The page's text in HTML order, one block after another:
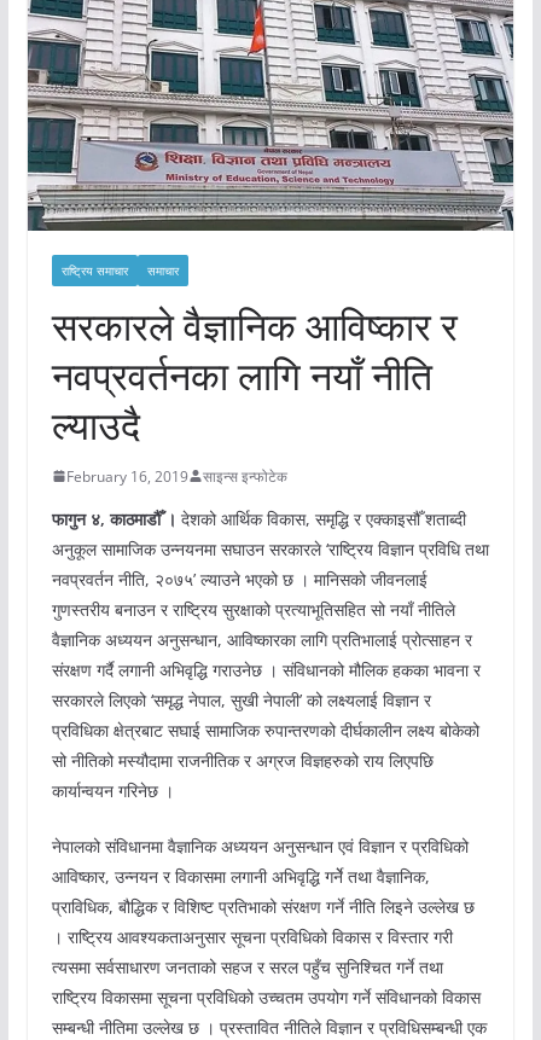
राष्ट्रिय समाचार समाचार
सरकारले वैज्ञानिक आविष्कार र
नवप्रवर्तनका लागि नयाँ नीति
ल्याउदै
February 16, 2019 साइन्स इन्फोटेक
फागुन ४, काठमाडौँ । देशको आर्थिक विकास, समृद्धि र एक्काइसौँ शताब्दी
अनुकूल सामाजिक उन्नयनमा सघाउन सरकारले ‘राष्ट्रिय विज्ञान प्रविधि तथा
नवप्रवर्तन नीति, २०७५’ ल्याउने भएको छ । मानिसको जीवनलाई
गुणस्तरीय बनाउन र राष्ट्रिय सुरक्षाको प्रत्याभूतिसहित सो नयाँ नीतिले
वैज्ञानिक अध्ययन अनुसन्धान, आविष्कारका लागि प्रतिभालाई प्रोत्साहन र
संरक्षण गर्दै लगानी अभिवृद्धि गराउनेछ । संविधानको मौलिक हकका भावना र
सरकारले लिएको ‘समृद्ध नेपाल, सुखी नेपाली’ को लक्ष्यलाई विज्ञान र
प्रविधिका क्षेत्रबाट सघाई सामाजिक रुपान्तरणको दीर्घकालीन लक्ष्य बोकेको
सो नीतिको मस्यौदामा राजनीतिक र अग्रज विज्ञहरुको राय लिएपछि
कार्यान्वयन गरिनेछ ।
नेपालको संविधानमा वैज्ञानिक अध्ययन अनुसन्धान एवं विज्ञान र प्रविधिको
आविष्कार, उन्नयन र विकासमा लगानी अभिवृद्धि गर्नेे तथा वैज्ञानिक,
प्राविधिक, बौद्धिक र विशिष्ट प्रतिभाको संरक्षण गर्ने नीति लिइने उल्लेख छ
। राष्ट्रिय आवश्यकताअनुसार सूचना प्रविधिको विकास र विस्तार गरी
त्यसमा सर्वसाधारण जनताको सहज र सरल पहुँच सुनिश्चित गर्ने तथा
राष्ट्रिय विकासमा सूचना प्रविधिको उच्चतम उपयोग गर्ने संविधानको विकास
सम्बन्धी नीतिमा उल्लेख छ । प्रस्तावित नीतिले विज्ञान र प्रविधिसम्बन्धी एक